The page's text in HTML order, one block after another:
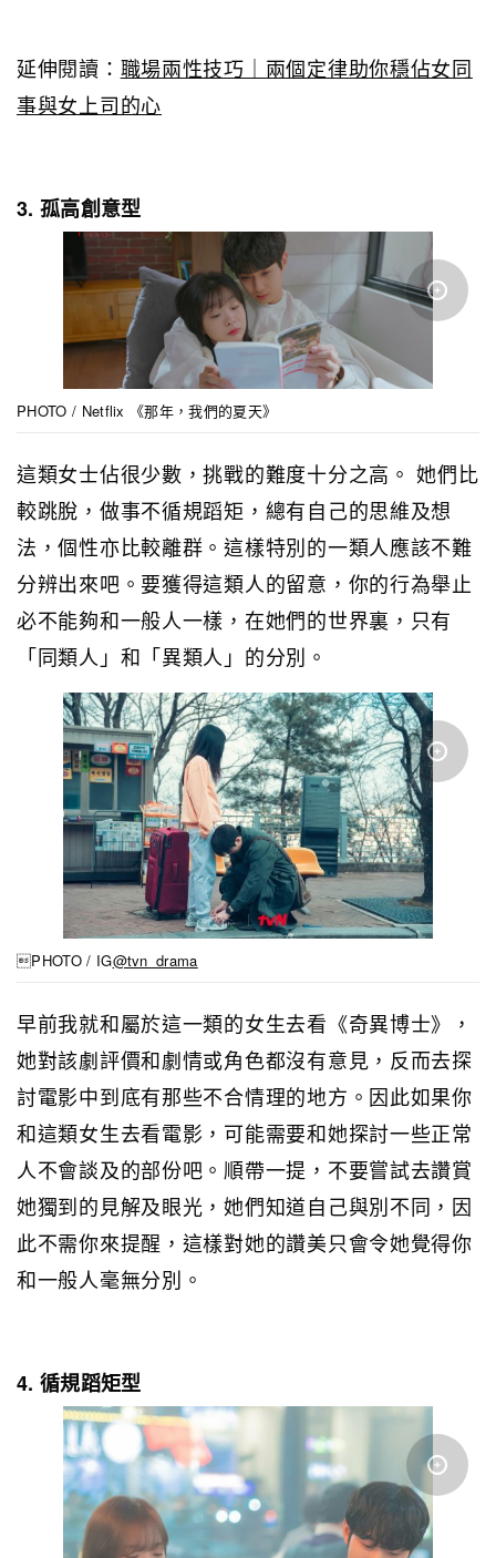
延伸閱讀： 職場兩性技巧｜兩個定律助你穩佔女同
事與女上司的心
3. 孤高創意型
PHOTO / Netflix 《那年，我們的夏天》
這類女士佔很少數，挑戰的難度十分之高。 她們比
較跳脫，做事不循規蹈矩，總有自己的思維及想
法，個性亦比較離群。這樣特別的一類人應該不難
分辨出來吧。要獲得這類人的留意，你的行為舉止
必不能夠和一般人一樣，在她們的世界裏，只有
「同類人」和「異類人」的分別。
PHOTO / IG@tvn_drama
早前我就和屬於這一類的女生去看《奇異博士》，
她對該劇評價和劇情或角色都沒有意見，反而去探
討電影中到底有那些不合情理的地方。因此如果你
和這類女生去看電影，可能需要和她探討一些正常
人不會談及的部份吧。順帶一提，不要嘗試去讚賞
她獨到的見解及眼光，她們知道自己與別不同，因
此不需你來提醒，這樣對她的讚美只會令她覺得你
和一般人毫無分別。
4. 循規蹈矩型